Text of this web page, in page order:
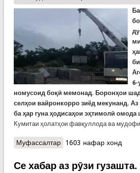
6-
номусоид боқӣ мемонад. Боронҳои
селҳои вайронкорро зиёд мекунанд. Аз
ба ҳар гуна ҳодисаҳои эҳтимолӣ омода
Кумитаи ҳолатҳои фавқуллода ва
Муфассалтаро Пешгирӣ аз
1603 нафар хонд
Се хабар аз рӯзи